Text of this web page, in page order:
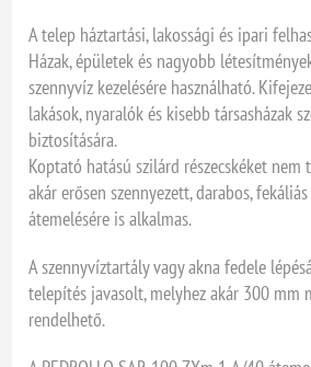
A telep háztartási, lakossági és ipari
Házak, épületek és nagyobb
szennyvíz kezelésére használható.
lakások, nyaralók és kisebb társasházak
biztosítására.
Koptató hatású szilárd részecskéket
akár erősen szennyezett, darabos,
átemelésére is alkalmas.
A szennyvíztartály vagy akna fedele
telepítés javasolt, melyhez akár 300 mm
rendelhető.